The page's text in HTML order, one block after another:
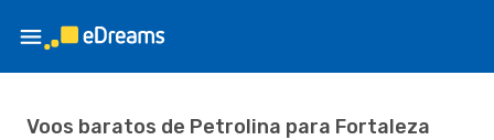
Voos baratos de Petrolina para Fortaleza